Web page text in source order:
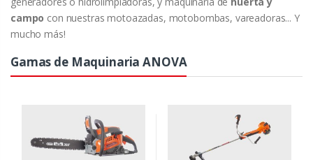
campo con nuestras motoazadas, motobombas, vareadoras... Y
mucho más!
Gamas de Maquinaria ANOVA